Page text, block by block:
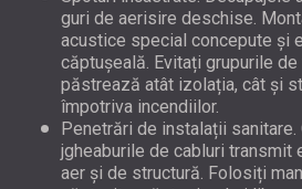
guri de aerisire deschise.
acustice special concepute și
căptușeală. Evitați grupurile
păstrează atât izolația, cât și
împotriva incendiilor.
Penetrări de instalații
jgheaburile de cabluri transmit
aer și de structură. Folosiți